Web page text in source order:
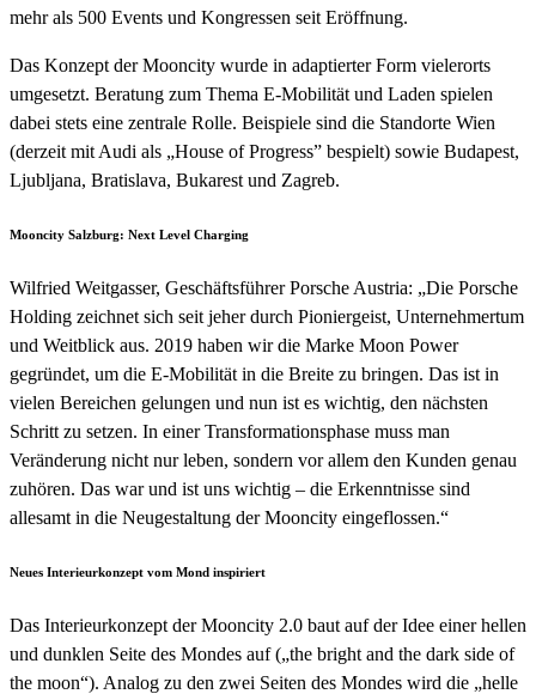
mehr als 500 Events und Kongressen seit Eröffnung.
Das Konzept der Mooncity wurde in adaptierter Form vielerorts
umgesetzt. Beratung zum Thema E-Mobilität und Laden spielen
dabei stets eine zentrale Rolle. Beispiele sind die Standorte Wien
(derzeit mit Audi als „House of Progress” bespielt) sowie Budapest,
Ljubljana, Bratislava, Bukarest und Zagreb.
Mooncity Salzburg: Next Level Charging
Wilfried Weitgasser, Geschäftsführer Porsche Austria: „Die Porsche
Holding zeichnet sich seit jeher durch Pioniergeist, Unternehmertum
und Weitblick aus. 2019 haben wir die Marke Moon Power
gegründet, um die E-Mobilität in die Breite zu bringen. Das ist in
vielen Bereichen gelungen und nun ist es wichtig, den nächsten
Schritt zu setzen. In einer Transformationsphase muss man
Veränderung nicht nur leben, sondern vor allem den Kunden genau
zuhören. Das war und ist uns wichtig – die Erkenntnisse sind
allesamt in die Neugestaltung der Mooncity eingeflossen.“
Neues Interieurkonzept vom Mond inspiriert
Das Interieurkonzept der Mooncity 2.0 baut auf der Idee einer hellen
und dunklen Seite des Mondes auf („the bright and the dark side of
the moon“). Analog zu den zwei Seiten des Mondes wird die „helle